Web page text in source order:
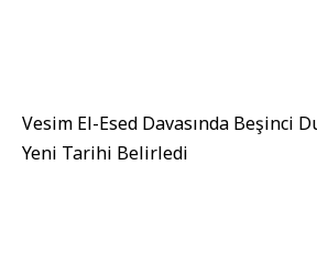
Vesim El-Esed Davasında Beşinci
Yeni Tarihi Belirledi